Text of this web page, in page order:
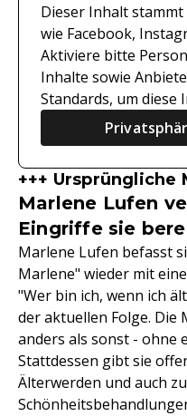
Dieser Inhalt
wie Facebook,
Aktiviere bitte
Inhalte sowie
Standards, um diese
+++ Ursprüngliche
Marlene Lufen
Eingriffe sie
Marlene Lufen befasst
Marlene" wieder mit
"Wer bin ich, wenn ich
der aktuellen Folge.
anders als sonst - ohne
Stattdessen gibt sie
Älterwerden und auch